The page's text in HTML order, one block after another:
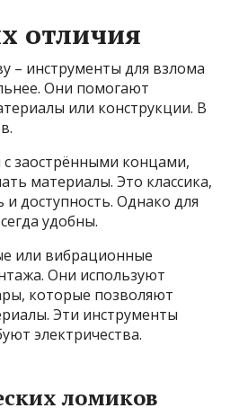
отличия
– инструменты для взлома
Они помогают
или конструкции. В
заострёнными концами,
материалы. Это классика,
доступность. Однако для
удобны.
или вибрационные
Они используют
которые позволяют
Эти инструменты
электричества.
ломиков